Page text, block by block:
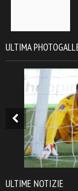
ULTIMA
ULTIME NOTIZIE